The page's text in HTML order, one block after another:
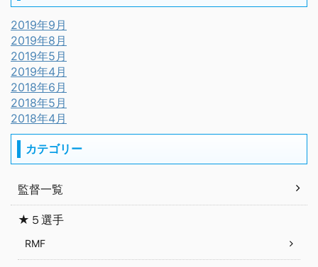
2019年9月
2019年8月
2019年5月
2019年4月
2018年6月
2018年5月
2018年4月
カテゴリー
監督一覧
★５選手
RMF